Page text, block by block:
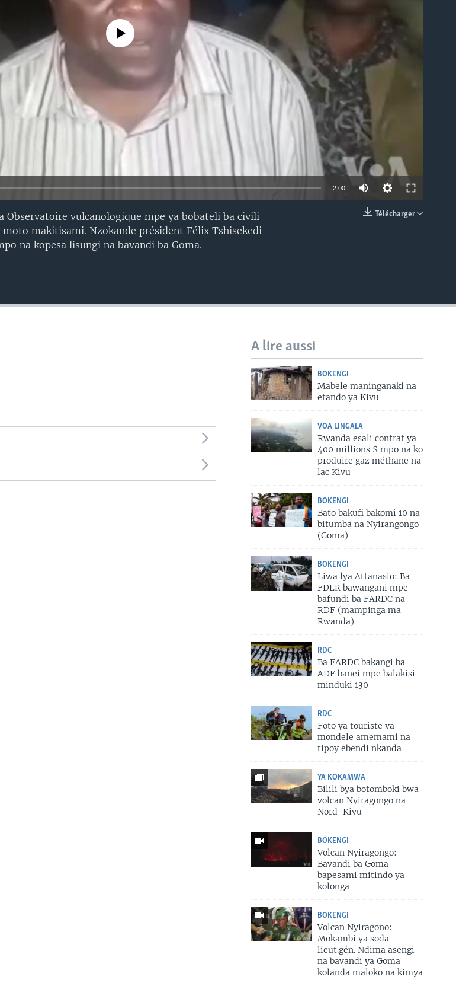
No media source currently available
2:00
Télécharger
Observatoire vulcanologique mpe ya bobateli ba civili
makitisami. Nzokande président Félix Tshisekedi
na kopesa lisungi na bavandi ba Goma.
A lire aussi
BOKENGI
Mabele maninganaki na
etando ya Kivu
VOA LINGALA
Rwanda esali contrat ya
400 millions $ mpo na ko
produire gaz méthane na
lac Kivu
BOKENGI
Bato bakufi bakomi 10 na
bitumba na Nyirangongo
(Goma)
BOKENGI
Liwa lya Attanasio: Ba
FDLR bawangani mpe
bafundi ba FARDC na
RDF (mampinga ma
Rwanda)
RDC
Ba FARDC bakangi ba
ADF banei mpe balakisi
minduki 130
RDC
Foto ya touriste ya
mondele amemami na
tipoy ebendi nkanda
YA KOKAMWA
Bilili bya botomboki bwa
volcan Nyiragongo na
Nord-Kivu
BOKENGI
Volcan Nyiragongo:
Bavandi ba Goma
bapesami mitindo ya
kolonga
BOKENGI
Volcan Nyiragono:
Mokambi ya soda
lieut.gén. Ndima asengi
na bavandi ya Goma
kolanda maloko na kimya